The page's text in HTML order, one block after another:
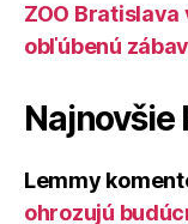
ZOO
obľúbenú
Najnovšie
Lemmy
ohrozujú